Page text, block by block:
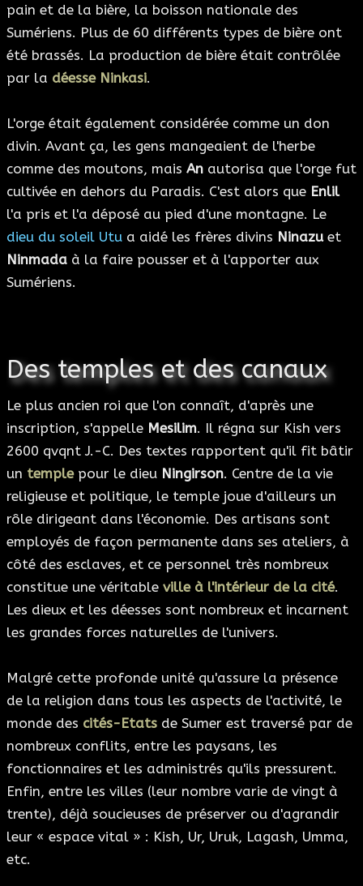
pain et de la bière, la boisson nationale des
Sumériens. Plus de 60 différents types de bière ont
été brassés. La production de bière était contrôlée
par la déesse Ninkasi.
L'orge était également considérée comme un don
divin. Avant ça, les gens mangeaient de l'herbe
comme des moutons, mais An autorisa que l'orge fut
cultivée en dehors du Paradis. C'est alors que Enlil
l'a pris et l'a déposé au pied d'une montagne. Le
dieu du soleil Utu a aidé les frères divins Ninazuet
Ninmada à la faire pousser et à l'apporter aux
Sumériens.
Des temples et des canaux
Le plus ancien roi que l'on connaît, d'après une
inscription, s'appelle Mesilim. Il régna sur Kish vers
2600 qvqnt J.-C. Des textes rapportent qu'il fit bâtir
un templepour le dieu Ningirson. Centre de la vie
religieuse et politique, le temple joue d'ailleurs un
rôle dirigeant dans l'économie. Des artisans sont
employés de façon permanente dans ses ateliers, à
côté des esclaves, et ce personnel très nombreux
constitue une véritable ville à l'intérieur de la cité.
Les dieux et les déesses sont nombreux et incarnent
les grandes forces naturelles de l'univers.
Malgré cette profonde unité qu'assure la présence
de la religion dans tous les aspects de l'activité, le
monde des cités-Etats de Sumer est traversé par de
nombreux conflits, entre les paysans, les
fonctionnaires et les administrés qu'ils pressurent.
Enfin, entre les villes (leur nombre varie de vingt à
trente), déjà soucieuses de préserver ou d'agrandir
leur « espace vital » : Kish, Ur, Uruk, Lagash, Umma,
etc.